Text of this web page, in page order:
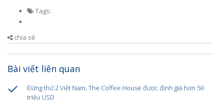
Tags:
chia sẻ
Bài viết liên quan
Đứng thứ 2 Việt Nam, The Coffee House được định giá hơn 50
triệu USD